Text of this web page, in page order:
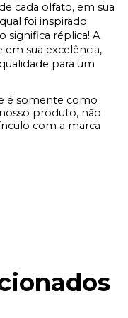
cada olfato, em sua
foi inspirado.
significa réplica! A
sua excelência,
para um
é somente como
produto, não
com a marca